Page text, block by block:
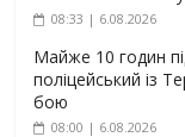
08:33 | 6.08.2026
Майже 10 годин
поліцейський із
бою
08:00 | 6.08.2026